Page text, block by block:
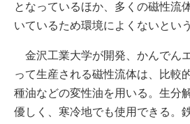
となっているほか、多くの磁性流
いているため環境によくないとい
金沢工業大学が開発、かんでん
って生産される磁性流体は、比較
種油などの変性油を用いる。生分
優しく、寒冷地でも使用できる。